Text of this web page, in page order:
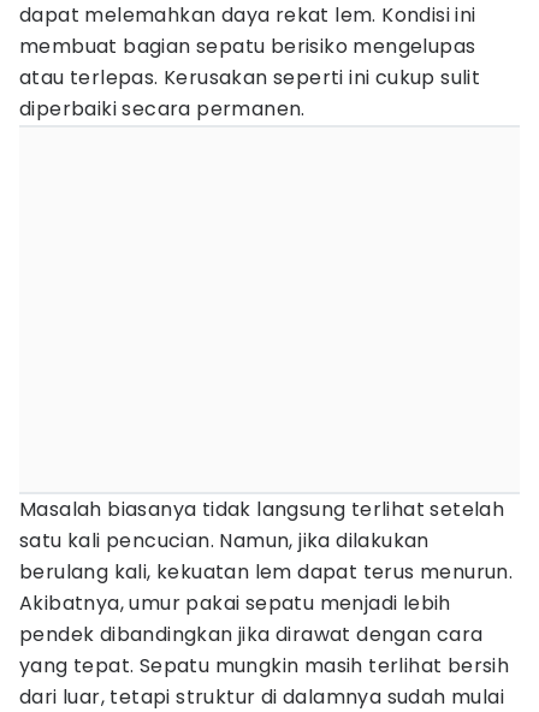
dapat melemahkan daya rekat lem. Kondisi ini
membuat bagian sepatu berisiko mengelupas
atau terlepas. Kerusakan seperti ini cukup sulit
diperbaiki secara permanen.
Masalah biasanya tidak langsung terlihat setelah
satu kali pencucian. Namun, jika dilakukan
berulang kali, kekuatan lem dapat terus menurun.
Akibatnya, umur pakai sepatu menjadi lebih
pendek dibandingkan jika dirawat dengan cara
yang tepat. Sepatu mungkin masih terlihat bersih
dari luar, tetapi struktur di dalamnya sudah mulai